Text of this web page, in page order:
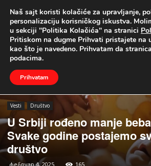
UŽIVO
Naslovna Vesti Društvo
Vesti Društvo
U Srbiji rođeno manje
Svake godine postajemo
društvo
фебруар 4, 2025 165
Naš sajt koristi kolačiće za upravljanje,
personalizaciju korisničkog iskustva.
u sekciji "Politika Kolačića" na stranici
Pritiskom na dugme Prihvati pristajete na
kao što je navedeno. Prihvatam da
podacima.
Prihvatam